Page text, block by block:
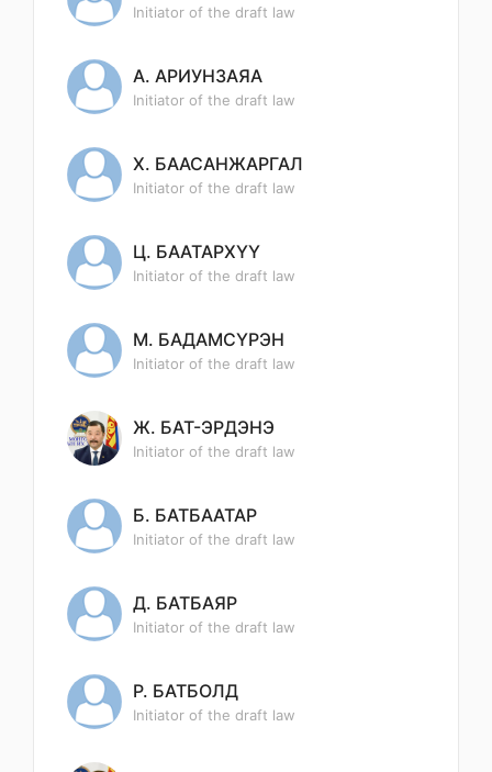
Initiator of the draft law
А. АРИУНЗАЯА
Initiator of the draft law
Х. БААСАНЖАРГАЛ
Initiator of the draft law
Ц. БААТАРХҮҮ
Initiator of the draft law
М. БАДАМСҮРЭН
Initiator of the draft law
Ж. БАТ-ЭРДЭНЭ
Initiator of the draft law
Б. БАТБААТАР
Initiator of the draft law
Д. БАТБАЯР
Initiator of the draft law
Р. БАТБОЛД
Initiator of the draft law